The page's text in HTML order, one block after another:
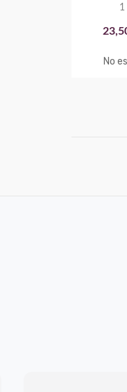
No